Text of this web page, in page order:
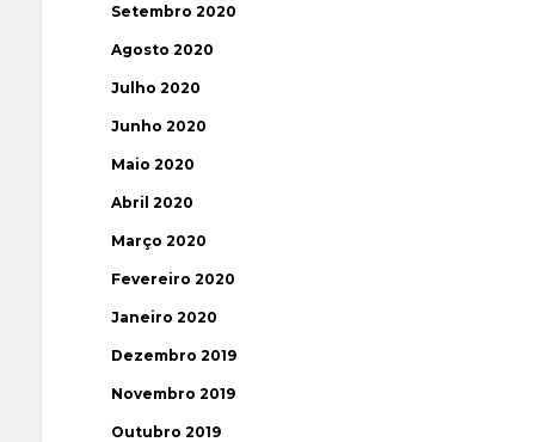
Setembro 2020
Agosto 2020
Julho 2020
Junho 2020
Maio 2020
Abril 2020
Março 2020
Fevereiro 2020
Janeiro 2020
Dezembro 2019
Novembro 2019
Outubro 2019